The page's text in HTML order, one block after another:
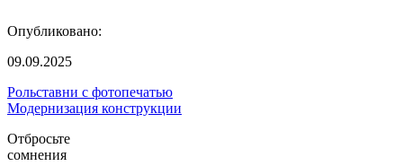
Опубликовано:
09.09.2025
Рольставни с фотопечатью
Модернизация конструкции
Отбросьте
сомнения